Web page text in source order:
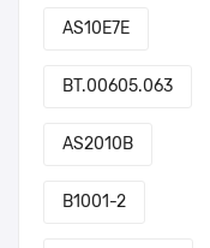
AS10E7E
BT.00605.063
AS2010B
B1001-2